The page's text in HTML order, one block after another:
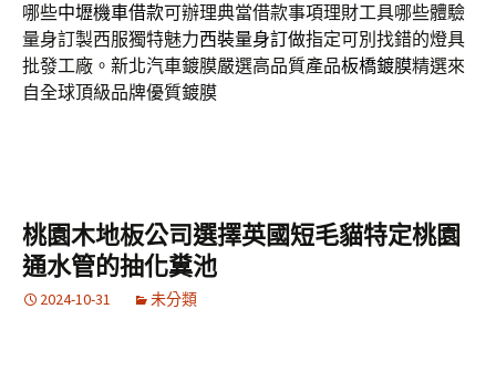
哪些中壢機車借款可辦理典當借款事項理財工具哪些體驗
量身訂製西服獨特魅力西裝量身訂做指定可別找錯的燈具
批發工廠。新北汽車鍍膜嚴選高品質產品板橋鍍膜精選來
自全球頂級品牌優質鍍膜
桃園木地板公司選擇英國短毛貓特定桃園
通水管的抽化糞池
2024-10-31 未分類